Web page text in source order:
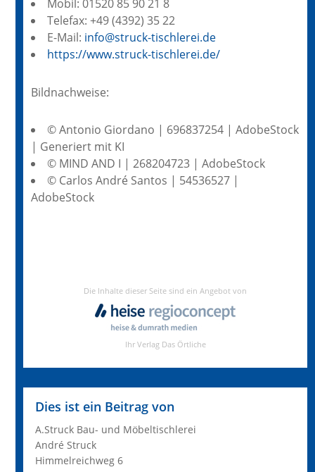
Mobil: 01520 85 90 21 8
Telefax: +49 (4392) 35 22
E-Mail: info@struck-tischlerei.de
https://www.struck-tischlerei.de/
Bildnachweise:
© Antonio Giordano | 696837254 | AdobeStock
| Generiert mit KI
© MIND AND I | 268204723 | AdobeStock
© Carlos André Santos | 54536527 |
AdobeStock
Dies ist ein Beitrag von
A.Struck Bau- und Möbeltischlerei
André Struck
Himmelreichweg 6